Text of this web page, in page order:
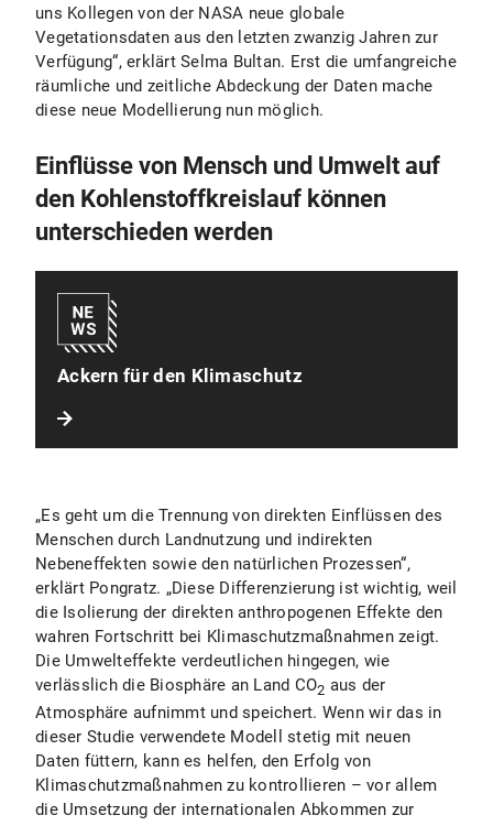
uns Kollegen von der NASA neue globale
Vegetationsdaten aus den letzten zwanzig Jahren zur
Verfügung“, erklärt Selma Bultan. Erst die umfangreiche
räumliche und zeitliche Abdeckung der Daten mache
diese neue Modellierung nun möglich.
Einflüsse von Mensch und Umwelt auf
den Kohlenstoffkreislauf können
unterschieden werden
Ackern für den Klimaschutz
„Es geht um die Trennung von direkten Einflüssen des
Menschen durch Landnutzung und indirekten
Nebeneffekten sowie den natürlichen Prozessen“,
erklärt Pongratz. „Diese Differenzierung ist wichtig, weil
die Isolierung der direkten anthropogenen Effekte den
wahren Fortschritt bei Klimaschutzmaßnahmen zeigt.
Die Umwelteffekte verdeutlichen hingegen, wie
verlässlich die Biosphäre an Land CO2 aus der
Atmosphäre aufnimmt und speichert. Wenn wir das in
dieser Studie verwendete Modell stetig mit neuen
Daten füttern, kann es helfen, den Erfolg von
Klimaschutzmaßnahmen zu kontrollieren – vor allem
die Umsetzung der internationalen Abkommen zur